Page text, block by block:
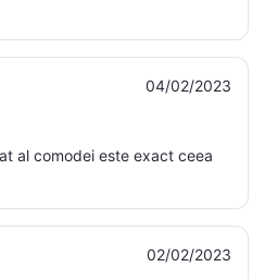
04/02/2023
al comodei este exact ceea
02/02/2023